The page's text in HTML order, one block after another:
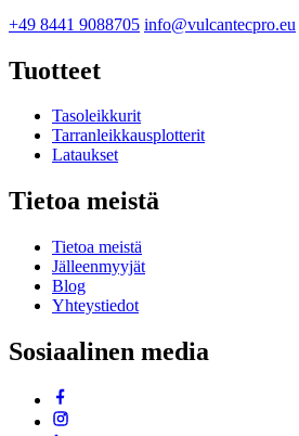
+49 8441 9088705 info@vulcantecpro.eu
Tuotteet
Tasoleikkurit
Tarranleikkausplotterit
Lataukset
Tietoa meistä
Tietoa meistä
Jälleenmyyjät
Blog
Yhteystiedot
Sosiaalinen media